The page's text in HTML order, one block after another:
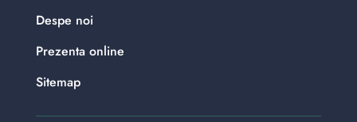
Despe noi
Prezenta online
Sitemap